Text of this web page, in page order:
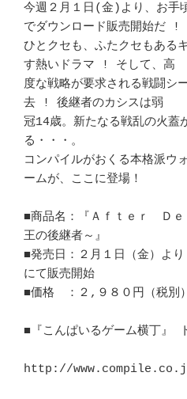
今週２月１日(金)より、お手
でダウンロード販売開始だ !
ひとクセも、ふたクセもある
す熱いドラマ ! そして、高
度な戦略が要求される戦闘
去 ! 後継者のカシスは弱
冠14歳。新たなる戦乱の火蓋
る・・・。
コンパイルがおくる本格派ウ
ームが、ここに登場！
■商品名：『Ａｆｔｅｒ　Ｄ
王の後継者～』
■発売日：２月１日（金）より
にて販売開始
■価格　：２,９８０円（税別）
■『こんぱいるゲーム横丁』
http://